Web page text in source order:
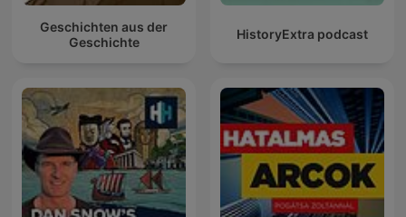
Geschichten aus der
Geschichte
HistoryExtra podcast